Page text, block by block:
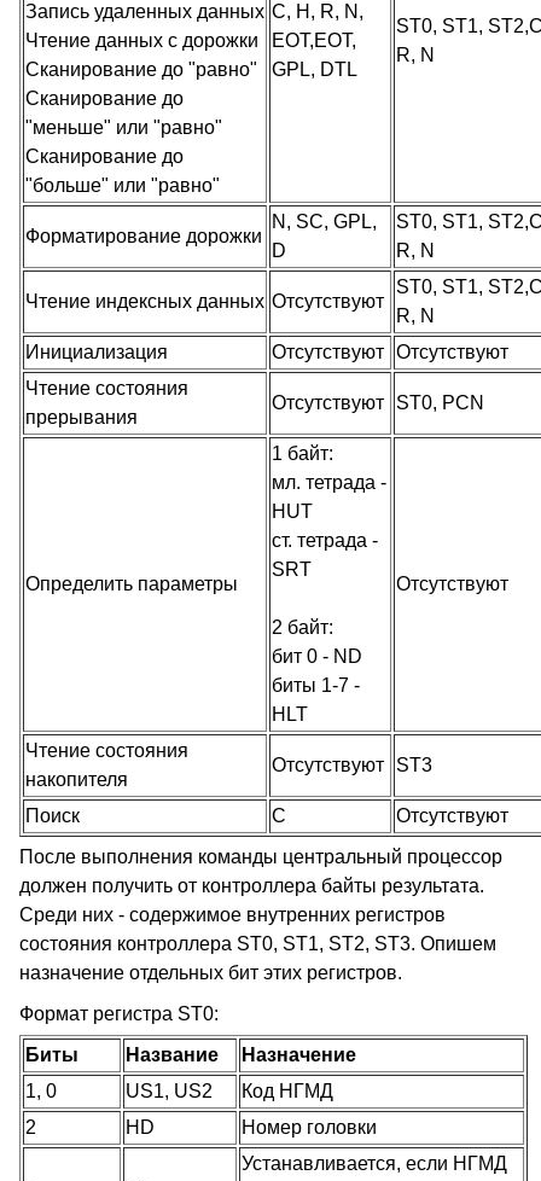
Запись удаленных данных
Чтение данных с дорожки
Сканирование до "равно"
Сканирование до
"меньше" или "равно"
Сканирование до
"больше" или "равно"
C, H, R, N,
EOT,EOT,
GPL, DTL
ST0, ST1,
R, N
Форматирование дорожки
N, SC, GPL,
D
ST0, ST1,
R, N
Чтение индексных данных Отсутствуют
ST0, ST1,
R, N
Инициализация
Отсутствуют Отсутствуют
Чтение состояния
прерывания
Отсутствуют ST0, PCN
Определить параметры
1 байт:
мл. тетрада -
HUT
ст. тетрада -
SRT
2 байт:
бит 0 - ND
биты 1-7 -
HLT
Отсутствуют
Чтение состояния
накопителя
Отсутствуют ST3
Поиск C
Отсутствуют
После выполнения команды центральный процессор
должен получить от контроллера байты результата.
Среди них - содержимое внутренних регистров
состояния контроллера ST0, ST1, ST2, ST3. Опишем
назначение отдельных бит этих регистров.
Формат регистра ST0:
Биты
Название
Назначение
1, 0
US1, US2
Код НГМД
2
HD Номер головки
Устанавливается, если НГМД